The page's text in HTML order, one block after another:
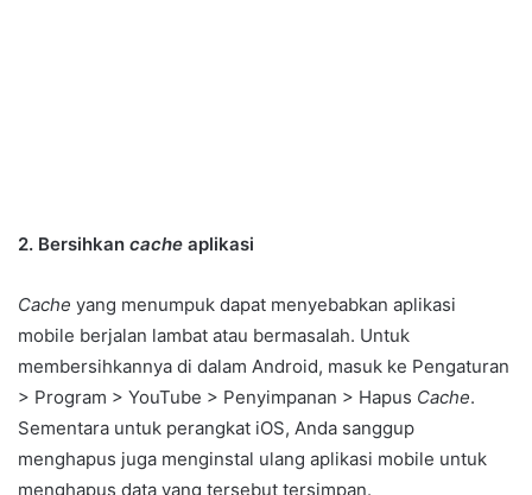
2. Bersihkan cache aplikasi
Cache yang menumpuk dapat menyebabkan aplikasi
mobile berjalan lambat atau bermasalah. Untuk
membersihkannya di dalam Android, masuk ke Pengaturan
> Program > YouTube > Penyimpanan > Hapus Cache.
Sementara untuk perangkat iOS, Anda sanggup
menghapus juga menginstal ulang aplikasi mobile untuk
menghapus data yang tersebut tersimpan.